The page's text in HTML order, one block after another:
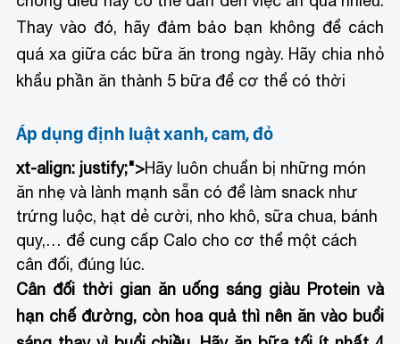
Thay vào đó, hãy đảm bảo bạn không để cách
quá xa giữa các bữa ăn trong ngày. Hãy chia nhỏ
khẩu phần ăn thành 5 bữa để cơ thể có thời
Áp dụng định luật xanh, cam, đỏ
xt-align: justify;">Hãy luôn chuẩn bị những món
ăn nhẹ và lành mạnh sẵn có để làm snack như
trứng luộc, hạt dẻ cười, nho khô, sữa chua, bánh
quy,… để cung cấp Calo cho cơ thể một cách
cân đối, đúng lúc.
Cân đối thời gian ăn uống sáng giàu Protein và
hạn chế đường, còn hoa quả thì nên ăn vào buổi